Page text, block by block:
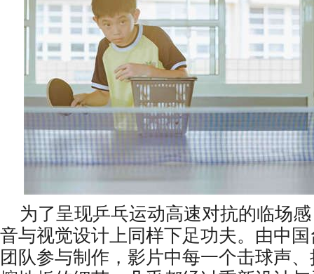
为了呈现乒乓运动高速对抗的临场
音与视觉设计上同样下足功夫。由中
团队参与制作，影片中每一个击球声